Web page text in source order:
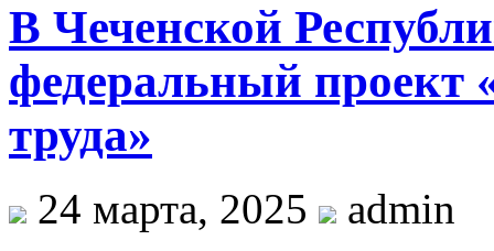
В Чеченской
федеральный проект
труда»
24 марта, 2025
admin